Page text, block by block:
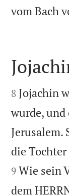
vom Bach


8 Jojachin
wurde,
Jerusalem.
die
9 Wie sein
dem